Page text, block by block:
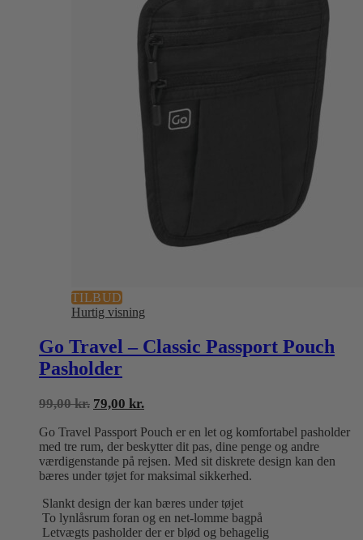
TILBUD
Hurtig visning
Go Travel – Classic Passport Pouch
Pasholder
99,00kr. Den
pris
var:
99,00 kr..
79,00 kr.Den
pris
er:
79,00 kr..
Go Travel Passport Pouch er en let og komfortabel pasholder
med tre rum, der beskytter dit pas, dine penge og andre
værdigenstande på rejsen. Med sit diskrete design kan den
bæres under tøjet for maksimal sikkerhed.
Slankt design der kan bæres under tøjet
To lynlåsrum foran og en net-lomme bagpå
Letvægts pasholder der er blød og behagelig